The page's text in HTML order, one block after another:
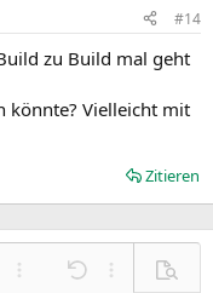
#14
zu Build mal geht
könnte? Vielleicht mit
Zitieren
Weitere Einstellungen…
Rückgängig
Weitere